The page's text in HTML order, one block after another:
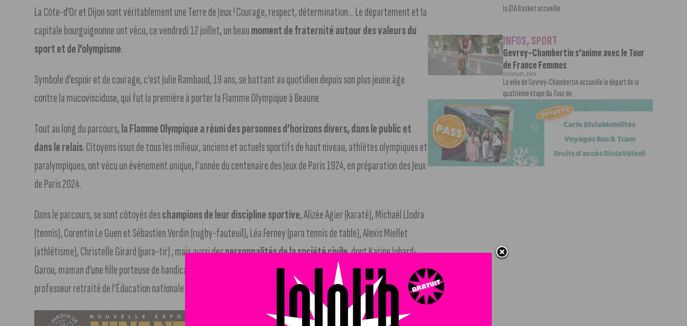
La Côte-d’Or et Dijon sont véritablement une Terre de Jeux ! Courage, respect, détermination… Le département et la
capitale bourguignonne ont vécu, ce vendredi 12 juillet, un beaumoment de fraternité autour des valeurs du
sport et de l’olympisme.
Symbole d’espoir et de courage, c’est Julie Rambaud, 19 ans, se battant au quotidien depuis son plus jeune âge
contre la mucoviscidose, qui fut la première à porter la Flamme Olympique à Beaune.
Tout au long du parcours,la Flamme Olympique a réuni des personnes d’horizons divers, dans le public et
dans le relais. Citoyens issus de tous les milieux, anciens et actuels sportifs de haut niveau, athlètes olympiques et
paralympiques, ont vécu un événement unique, l’année du centenaire des Jeux de Paris 1924, en préparation des Jeux
de Paris 2024.
Dans le parcours, se sont côtoyés deschampions de leur discipline sportive, Alizée Agier (karaté), Michaël Llodra
(tennis), Corentin Le Guen et Sébastien Verdin (rugby-fauteuil), Léa Ferney (para tennis de table), Alexis Miellet
(athlétisme), Christelle Girard (para-tir) ; mais aussi despersonnalités de la société civile, dont Karine Jobard-
Garou, maman d’une fille porteuse de handicap et présidente de l’association White-Sutton France, Alain Donnat,
professeur retraité de l’Éducation nationale et Jean-Philippe Girard, entrepreneur.
la JDA Basket accueille...
INFOS,SPORT
Gevrey-Chambertin s’anime avec le Tour
de France Femmes
30 JUILLET, 2026
La ville de Gevrey-Chambertin accueille le départ de la
quatrième étape du Tour de...